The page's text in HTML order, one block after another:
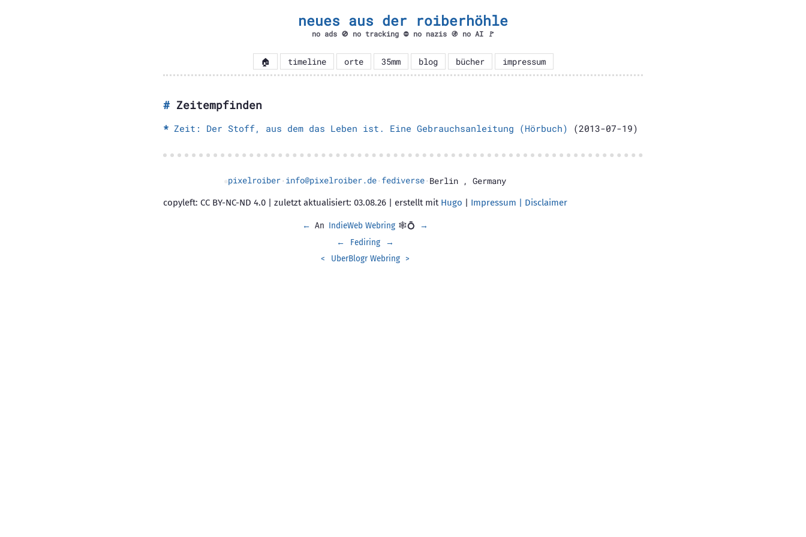
neues aus der roiberhöhle
no ads 🚫 no tracking ⛔ no nazis 🚯 no AI 🚩
🏠 timeline orte 35mm blog bücher impressum
Zeitempfinden
Zeit: Der Stoff, aus dem das Leben ist. Eine Gebrauchsanleitung (Hörbuch) (2013-07-19)
pixelroiber· info@pixelroiber.de· fediverse· Berlin , Germany
copyleft: CC BY-NC-ND 4.0 | zuletzt aktualisiert: 03.08.26 | erstellt mit Hugo | Impressum | Disclaimer
← An IndieWeb Webring 🕸💍
→
←
Fediring
→
<
UberBlogr Webring >